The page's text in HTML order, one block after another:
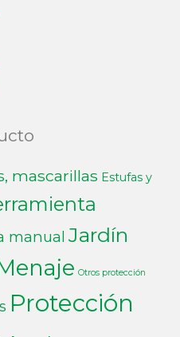
mascarillas Estufas y
manual Jardín
Otros protección
Protección